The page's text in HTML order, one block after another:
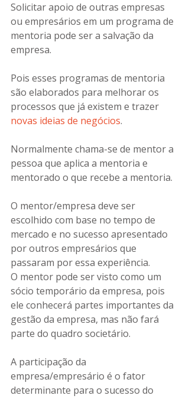
Solicitar apoio de outras empresas
ou empresários em um programa de
mentoria pode ser a salvação da
empresa.
Pois esses programas de mentoria
são elaborados para melhorar os
processos que já existem e trazer
novas ideias de negócios.
Normalmente chama-se de mentor a
pessoa que aplica a mentoria e
mentorado o que recebe a mentoria.
O mentor/empresa deve ser
escolhido com base no tempo de
mercado e no sucesso apresentado
por outros empresários que
passaram por essa experiência.
O mentor pode ser visto como um
sócio temporário da empresa, pois
ele conhecerá partes importantes da
gestão da empresa, mas não fará
parte do quadro societário.
A participação da
empresa/empresário é o fator
determinante para o sucesso do